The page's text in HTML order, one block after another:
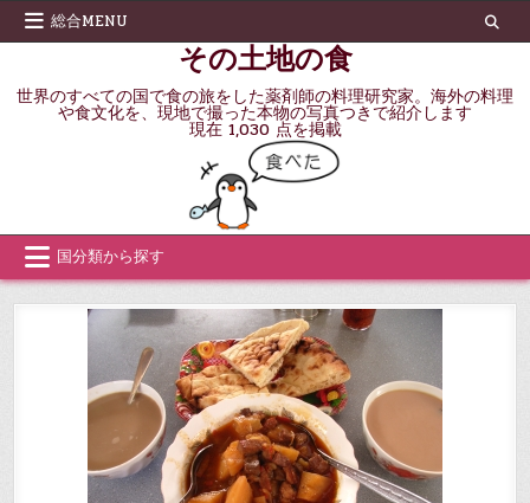
Skip
総合MENU
その土地の食
世界のすべての国で食の旅をした薬剤師の料理研究家。海外の料理
や食文化を、現地で撮った本物の写真つきで紹介します
現在 1,030 点を掲載
国分類から探す